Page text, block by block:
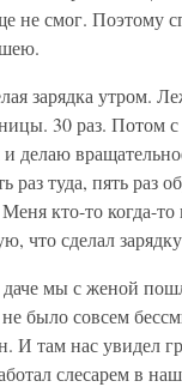
не смог. Поэтому
зарядка утром.
30 раз. Потом с
и делаю
раз туда, пять раз
кто-то когда-то
что сделал
мы с женой
не было совсем
И там нас увидел
слесарем в